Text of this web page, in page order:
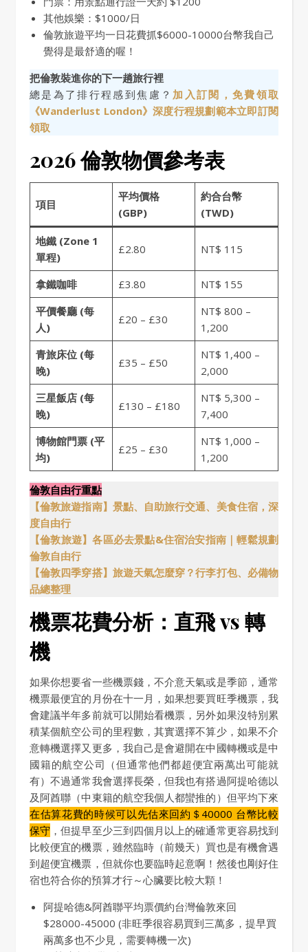
其他娛樂：$1000/日
倫敦旅遊平均一日花費抓$6000-10000台幣我自己
覺得是最舒適的喔！
把倫敦裝進你的下一趟旅行裡
總是為了排行程感到焦慮？ 加入訂閱，免費領取
《Wanderlust London》深度行程規劃範本立即訂閱
領取
2026 倫敦物價參考表
項目
平均價格
(GBP)
約合台幣
(TWD)
地鐵 (Zone 1
單程)
£2.80 NT$ 115
拿鐵咖啡 £3.80
NT$ 155
平價餐廳 (每
人)
£20 – £30
NT$ 800 –
1,200
青旅床位 (每
晚)
£35 – £50
NT$ 1,400 –
2,000
三星飯店 (每
晚)
£130 – £180
NT$ 5,300 –
7,400
博物館門票 (平
均)
£25 – £30
NT$ 1,000 –
1,200
倫敦自由行重點
【倫敦旅遊指南】景點、自助旅行交通、美食住宿，深
度自由行
【倫敦旅遊】各區必去景點&住宿治安指南｜輕鬆規劃
倫敦自由行
【倫敦四季穿搭】旅遊天氣怎麼穿？行李打包、必備物
品總整理
機票花費分析：直飛 vs 轉
機
如果你想要省一些機票錢，不介意天氣或是季節，通常
機票最便宜的月份在十一月，如果想要買旺季機票，我
會建議半年多前就可以開始看機票，另外如果沒特別累
積某個航空公司的里程數，其實選擇不算少，如果不介
意轉機選擇又更多，我自己是會避開在中國轉機或是中
國籍的航空公司（但通常他們都超便宜兩萬出可能就
有）不過通常我會選擇長榮，但我也有搭過阿提哈德以
及阿酋聯（中東籍的航空我個人都蠻推的）但平均下來
在估算花費的時候可以先估來回約＄40000 台幣比較
保守 ，但提早至少三到四個月以上的確通常更容易找到
比較便宜的機票，雖然臨時（前幾天）買也是有機會遇
到超便宜機票，但就你也要臨時起意啊！然後也剛好住
宿也符合你的預算才行～心臟要比較大顆！
阿提哈德&阿酋聯平均票價約台灣倫敦來回
$28000-45000 (非旺季很容易買到三萬多，提早買
兩萬多也不少見，需要轉機一次)